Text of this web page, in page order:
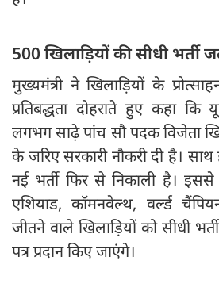
500 खिलाड़ियों की सीधी भर्ती
मुख्यमंत्री ने खिलाड़ियों के
प्रतिबद्धता दोहराते हुए कहा
लगभग साढ़े पांच सौ पदक विजेता
के जरिए सरकारी नौकरी दी है।
नई भर्ती फिर से निकाली है।
एशियाड, कॉमनवेल्थ, वर्ल्ड
जीतने वाले खिलाड़ियों को सीधी
पत्र प्रदान किए जाएंगे।